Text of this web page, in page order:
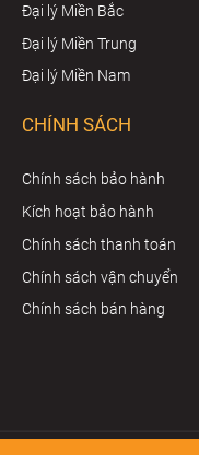
Đại lý Miền Bắc
Đại lý Miền Trung
Đại lý Miền Nam
CHÍNH SÁCH
Chính sách bảo hành
Kích hoạt bảo hành
Chính sách thanh toán
Chính sách vận chuyển
Chính sách bán hàng